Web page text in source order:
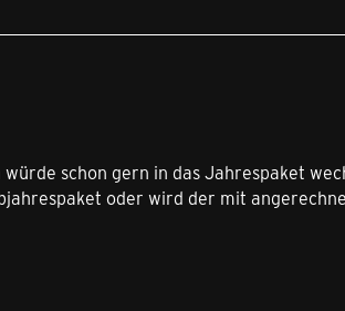
schon gern in das Jahrespaket
oder wird der mit